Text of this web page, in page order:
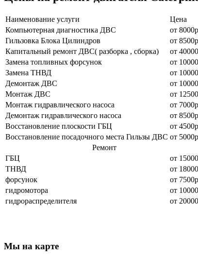
Наименование уcлуги
Цена
Компьютерная диагностика ДВС
от 8000р
Гильзовка Блока Цилиндров
от 8500р
Капитальный ремонт ДВС( разборка , сборка)
от
Замена топливных форсунок
от
Замена ТНВД
от
Демонтаж ДВС
от
Монтаж ДВС
от
Монтаж гидравлического насоса
от 7000р
Демонтаж гидравлического насоса
от 8500р
Восстановление плоскости ГБЦ
от 4500р
Восстановление посадочного места Гильзы ДВС от 5000р
Ремонт
ГБЦ
от
ТНВД
от
форсунок
от 7500р
гидромотора
от
гидрораспределителя
от
Мы на карте